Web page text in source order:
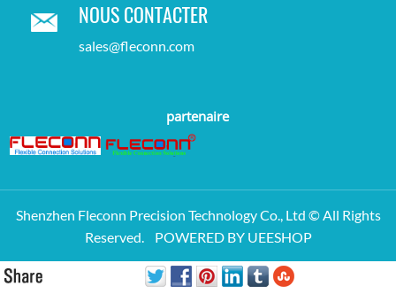
NOUS CONTACTER
sales@fleconn.com
partenaire
Shenzhen Fleconn Precision Technology Co., Ltd © All Rights
Reserved. POWERED BY UEESHOP